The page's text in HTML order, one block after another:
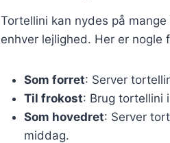
Tortellini kan nydes på
enhver lejlighed. Her er
Som forret: Server
Til frokost: Brug tortellini
Som hovedret: Server
middag.